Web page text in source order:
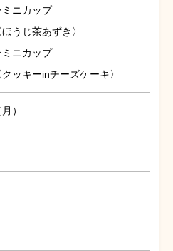
ミニカップ
うじ茶あずき〉
ミニカップ
ッキーinチーズケーキ〉
）